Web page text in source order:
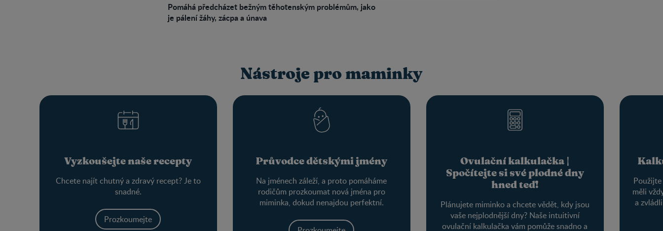
Pomáhá předcházet bežným těhotenským problémům, jako
je pálení žáhy, zácpa a únava
Nástroje pro maminky
Vyzkoušejte naše recepty
Chcete najít chutný a zdravý recept? Je to
snadné.
Prozkoumejte
Průvodce dětskými jmény
Na jménech záleží, a proto pomáháme
rodičům prozkoumat nová jména pro
miminka, dokud nenajdou perfektní.
Ovulační kalkulačka |
Spočítejte si své plodné dny
hned teď!
Plánujete miminko a chcete vědět, kdy jsou
vaše nejplodnější dny? Naše intuitivní
ovulační kalkulačka vám pomůže snadno a
měli
a